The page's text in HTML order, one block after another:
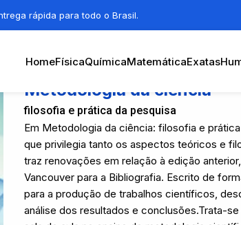
rápida para todo o Brasil.
HomeFísicaQuímicaMatemáticaExatas
Metodologia da ciência
filosofia e prática da pesquisa
Em Metodologia da ciência: filosofia e
que privilegia tanto os aspectos teóricos e
traz renovações em relação à edição
Vancouver para a Bibliografia. Escrito de
para a produção de trabalhos científicos,
análise dos resultados e conclusões.Trata-